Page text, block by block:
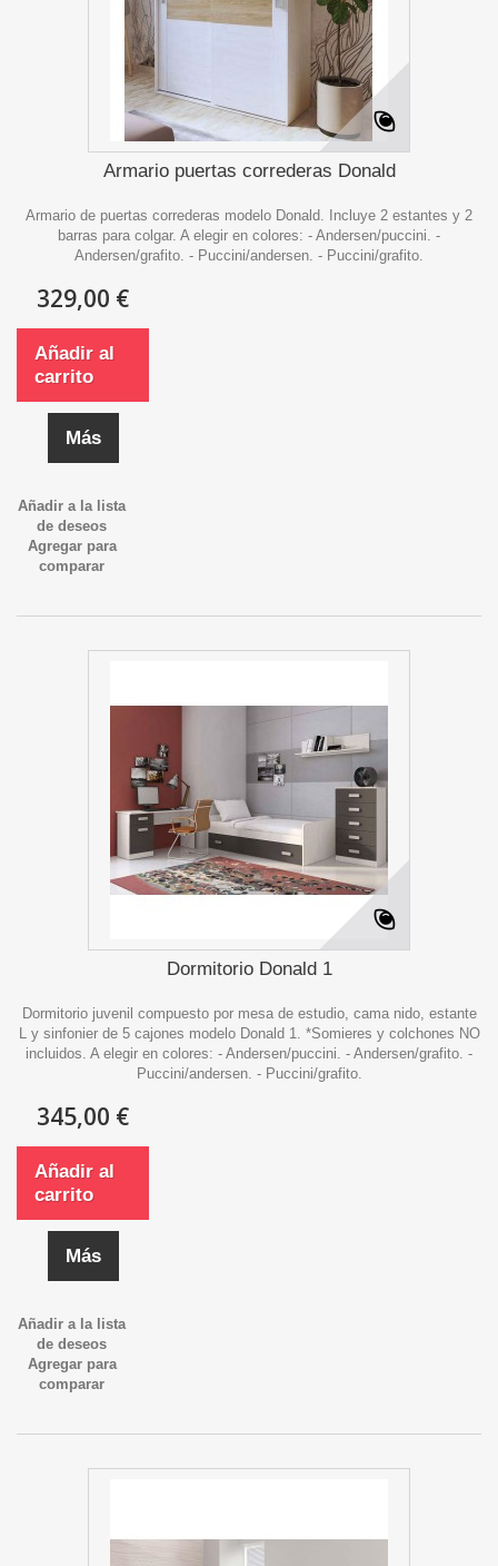
Armario puertas correderas Donald
Armario de puertas correderas modelo Donald. Incluye 2 estantes y 2
barras para colgar. A elegir en colores: - Andersen/puccini. -
Andersen/grafito. - Puccini/andersen. - Puccini/grafito.
329,00 €
Añadir al
carrito
Más
Añadir a la lista
de deseos
Agregar para
comparar
Dormitorio Donald 1
Dormitorio juvenil compuesto por mesa de estudio, cama nido, estante
L y sinfonier de 5 cajones modelo Donald 1. *Somieres y colchones NO
incluidos. A elegir en colores: - Andersen/puccini. - Andersen/grafito. -
Puccini/andersen. - Puccini/grafito.
345,00 €
Añadir al
carrito
Más
Añadir a la lista
de deseos
Agregar para
comparar